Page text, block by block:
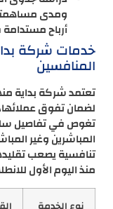
ومدى
أرباح
خدمات شركة
المنافسين
تعتمد شركة بداية
لضمان تفوق
تغوص في تفاصيل
المباشرين وغير
تنافسية يصعب
منذ اليوم الأول